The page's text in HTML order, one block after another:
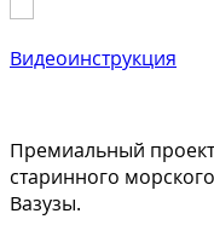
Видеоинструкция
Премиальный
старинного
Вазузы.